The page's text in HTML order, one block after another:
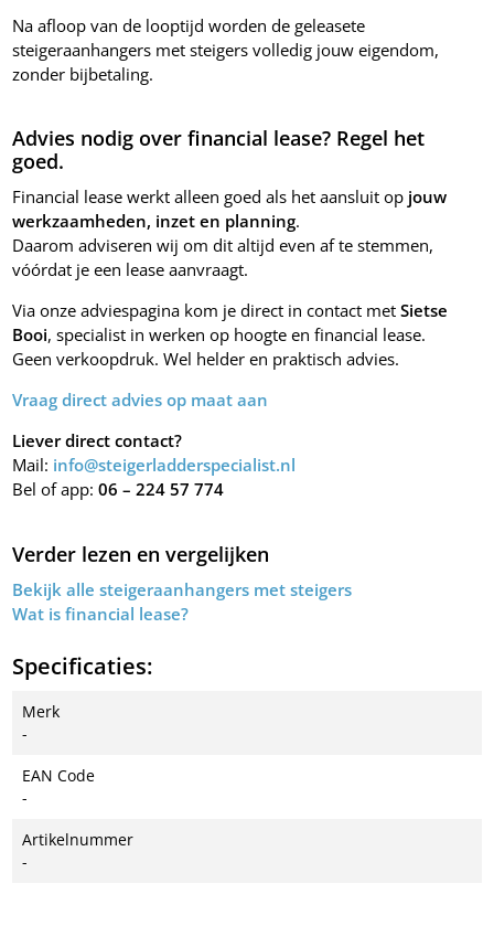
Na afloop van de looptijd worden de geleasete
steigeraanhangers met steigers volledig jouw eigendom,
zonder bijbetaling.
Advies nodig over financial lease? Regel het
goed.
Financial lease werkt alleen goed als het aansluit op jouw
werkzaamheden, inzet en planning.
Daarom adviseren wij om dit altijd even af te stemmen,
vóórdat je een lease aanvraagt.
Via onze adviespagina kom je direct in contact metSietse
Booi, specialist in werken op hoogte en financial lease.
Geen verkoopdruk. Wel helder en praktisch advies.
Vraag direct advies op maat aan
Liever direct contact?
Mail: info@steigerladderspecialist.nl
Bel of app:06 – 224 57 774
Verder lezen en vergelijken
Bekijk alle steigeraanhangers met steigers
Wat is financial lease?
Specificaties:
Merk
-
EAN Code
-
Artikelnummer
-